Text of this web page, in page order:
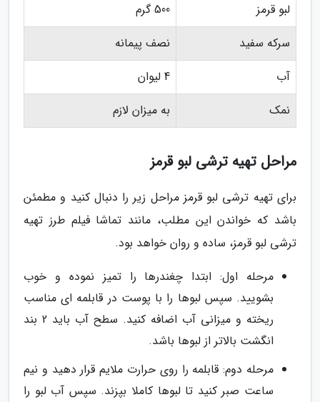
لبو قرمز
500 گرم
سرکه سفید
نصف پیمانه
آب
4 لیوان
نمک
به میزان لازم
مراحل تهیه ترشی لبو قرمز
برای تهیه ترشی لبو قرمز مراحل زیر را دنبال کنید و مطمئن
باشد که خواندن این مطلب، مانند تماشا فیلم طرز تهیه
ترشی لبو قرمز، ساده و روان خواهد بود.
مرحله اول: ابتدا چغندرها را تمیز نموده و خوب
بشویید. سپس لبوها را با پوست در قابلمه ای مناسب
ریخته و میزانی آب اضافه کنید. سطح آب باید 2 بند
انگشت بالاتر از لبوها باشد.
مرحله دوم: قابلمه را روی حرارت ملایم قرار دهید و نیم
ساعت صبر کنید تا لبوها کاملا بپزند. سپس آب لبو را